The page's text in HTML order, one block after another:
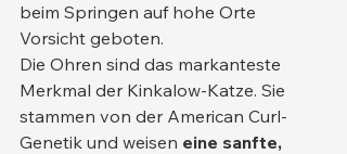
beim Springen auf hohe Orte
Vorsicht geboten.
Die Ohren sind das markanteste
Merkmal der Kinkalow-Katze. Sie
stammen von der American Curl-
Genetik und weisen eine sanfte,